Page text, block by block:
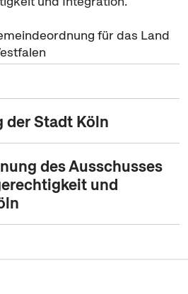
für das Land
der Stadt Köln
des Ausschusses
und